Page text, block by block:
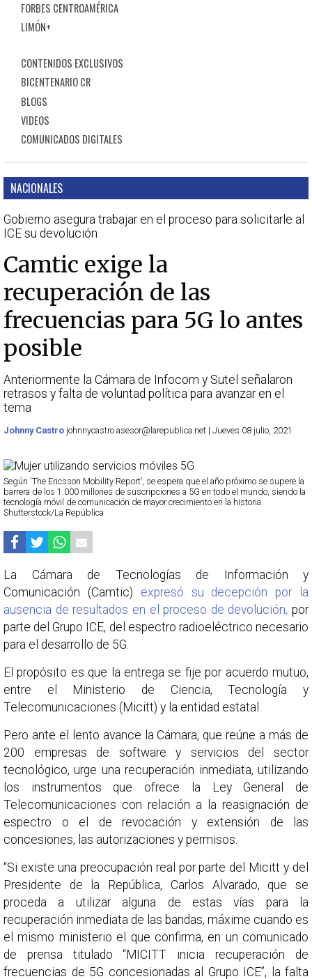
FORBES CENTROAMÉRICA
LIMÓN+
CONTENIDOS EXCLUSIVOS
BICENTENARIO CR
BLOGS
VIDEOS
COMUNICADOS DIGITALES
NACIONALES
Gobierno asegura trabajar en el proceso para solicitarle al
ICE su devolución
Camtic exige la
recuperación de las
frecuencias para 5G lo antes
posible
Anteriormente la Cámara de Infocom y Sutel señalaron
retrasos y falta de voluntad política para avanzar en el
tema
Johnny Castro johnnycastro.asesor@larepublica.net | Jueves 08 julio, 2021
Según 'The Ericsson Mobility Report’, se espera que el año próximo se supere la
barrera de los 1.000 millones de suscripciones a 5G en todo el mundo, siendo la
tecnología móvil de comunicación de mayor crecimiento en la historia.
Shutterstock/La República
La Cámara de Tecnologías de Información y
Comunicación (Camtic) expresó su decepción por la
ausencia de resultados en el proceso de devolución, por
parte del Grupo ICE, del espectro radioeléctrico necesario
para el desarrollo de 5G.
El propósito es que la entrega se fije por acuerdo mutuo,
entre el Ministerio de Ciencia, Tecnología y
Telecomunicaciones (Micitt) y la entidad estatal.
Pero ante el lento avance la Cámara, que reúne a más de
200 empresas de software y servicios del sector
tecnológico, urge una recuperación inmediata, utilizando
los instrumentos que ofrece la Ley General de
Telecomunicaciones con relación a la reasignación de
espectro o el de revocación y extensión de las
concesiones, las autorizaciones y permisos.
“Si existe una preocupación real por parte del Micitt y del
Presidente de la República, Carlos Alvarado, que se
proceda a utilizar alguna de estas vías para la
recuperación inmediata de las bandas, máxime cuando es
el mismo ministerio el que confirma, en un comunicado
de prensa titulado “MICITT inicia recuperación de
frecuencias de 5G concesionadas al Grupo ICE”, la falta